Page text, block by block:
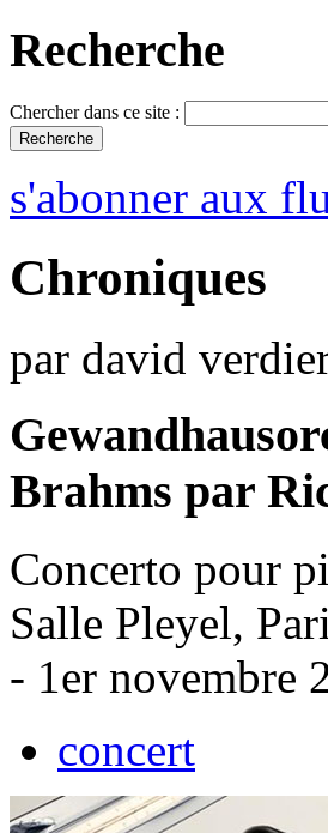
Recherche
Chercher dans ce site :
s'abonner aux
Chroniques
par david
Brahms par
Concerto pour
Salle Pleyel,
- 1er novembre
concert